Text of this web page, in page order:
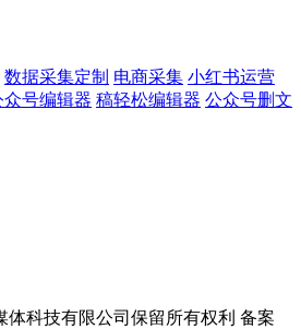
数据采集定制 电商采集 小红书运营
众号编辑器 稿轻松编辑器 公众号删文
体科技有限公司保留所有权利 备案